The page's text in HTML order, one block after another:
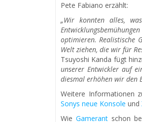
Pete Fabiano erzählt:
„Wir konnten alles,
optimieren. Realistische
Welt ziehen, die wir für
Tsuyoshi Kanda fügt
unserer Entwickler auf
diesmal erhöhen wir den
Weitere Informationen
Sonys neue Konsole und
Wie Gamerantschon